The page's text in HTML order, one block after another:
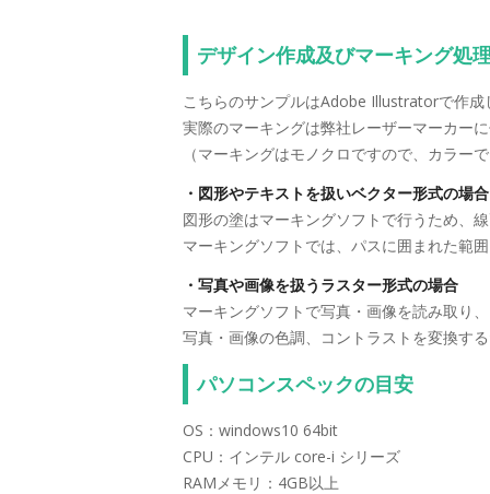
デザイン作成及びマーキング処
こちらのサンプルはAdobe Illustratorで作
実際のマーキングは弊社レーザーマーカー
（マーキングはモノクロですので、カラー
・図形やテキストを扱いベクター形式の場合
図形の塗はマーキングソフトで行うため、
マーキングソフトでは、パスに囲まれた範
・写真や画像を扱うラスター形式の場合
マーキングソフトで写真・画像を読み取り
写真・画像の色調、コントラストを変換す
パソコンスペックの目安
OS：windows10 64bit
CPU：インテル core-i シリーズ
RAMメモリ：4GB以上